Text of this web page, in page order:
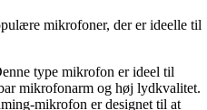
mikrofoner, der er ideelle til
type mikrofon er ideel til
mikrofonarm og høj lydkvalitet.
mikrofon er designet til at